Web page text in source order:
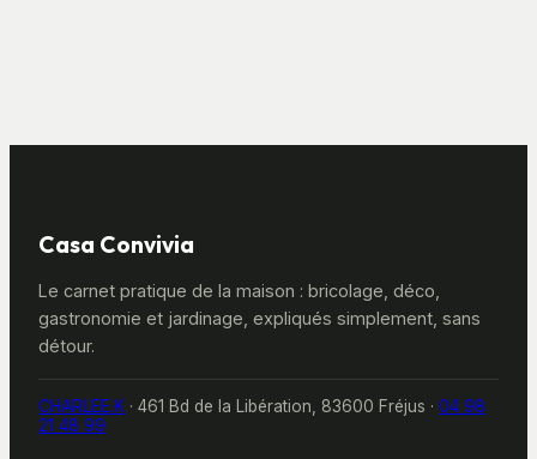
Casa Convivia
Le carnet pratique de la maison : bricolage, déco,
gastronomie et jardinage, expliqués simplement, sans
détour.
CHARLEE.K · 461 Bd de la Libération, 83600 Fréjus · 04 98
21 48 99